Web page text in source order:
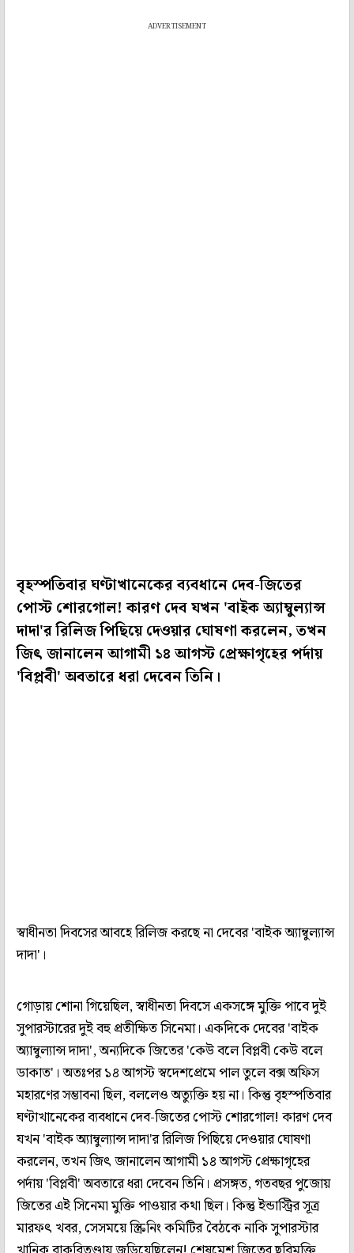
ADVERTISEMENT
বৃহস্পতিবার ঘণ্টাখানেকের ব্যবধানে দেব-জিতের
পোস্ট শোরগোল! কারণ দেব যখন 'বাইক অ্যাম্বুল্যান্স
দাদা'র রিলিজ পিছিয়ে দেওয়ার ঘোষণা করলেন, তখন
জিৎ জানালেন আগামী ১৪ আগস্ট প্রেক্ষাগৃহের পর্দায়
'বিপ্লবী' অবতারে ধরা দেবেন তিনি।
স্বাধীনতা দিবসের আবহে রিলিজ করছে না দেবের 'বাইক অ্যাম্বুল্যান্স
দাদা'।
গোড়ায় শোনা গিয়েছিল, স্বাধীনতা দিবসে একসঙ্গে মুক্তি পাবে দুই
সুপারস্টারের দুই বহু প্রতীক্ষিত সিনেমা। একদিকে দেবের 'বাইক
অ্যাম্বুল্যান্স দাদা', অন্যদিকে জিতের 'কেউ বলে বিপ্লবী কেউ বলে
ডাকাত'। অতঃপর ১৪ আগস্ট স্বদেশপ্রেমে পাল তুলে বক্স অফিস
মহারণের সম্ভাবনা ছিল, বললেও অত্যুক্তি হয় না। কিন্তু বৃহস্পতিবার
ঘণ্টাখানেকের ব্যবধানে দেব-জিতের পোস্ট শোরগোল! কারণ দেব
যখন 'বাইক অ্যাম্বুল্যান্স দাদা'র রিলিজ পিছিয়ে দেওয়ার ঘোষণা
করলেন, তখন জিৎ জানালেন আগামী ১৪ আগস্ট প্রেক্ষাগৃহের
পর্দায় 'বিপ্লবী' অবতারে ধরা দেবেন তিনি। প্রসঙ্গত, গতবছর পুজোয়
জিতের এই সিনেমা মুক্তি পাওয়ার কথা ছিল। কিন্তু ইন্ডাস্ট্রির সূত্র
মারফৎ খবর, সেসময়ে স্ক্রিনিং কমিটির বৈঠকে নাকি সুপারস্টার